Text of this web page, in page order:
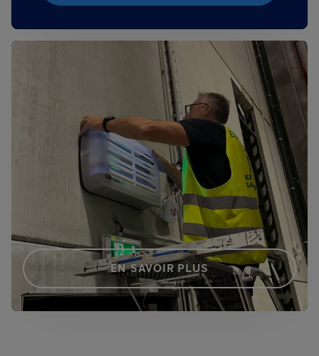
EN SAVOIR PLUS